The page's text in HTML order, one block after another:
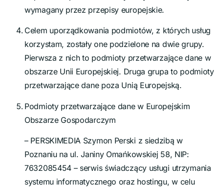
wymagany przez przepisy europejskie.
Celem uporządkowania podmiotów, z których usług
korzystam, zostały one podzielone na dwie grupy.
Pierwsza z nich to podmioty przetwarzające dane w
obszarze Unii Europejskiej. Druga grupa to podmioty
przetwarzające dane poza Unią Europejską.
Podmioty przetwarzające dane w Europejskim
Obszarze Gospodarczym
– PERSKIMEDIA Szymon Perski z siedzibą w
Poznaniu na ul. Janiny Omańkowskiej 58, NIP:
7632085454 – serwis świadczący usługi utrzymania
systemu informatycznego oraz hostingu, w celu